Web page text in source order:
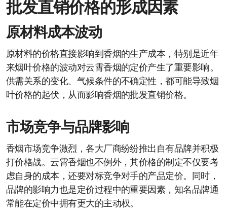
批发直销价格的形成因素
原材料成本波动
原材料的价格直接影响到香烟的生产成本，特别是近年
来烟叶价格的波动对云霄香烟的定价产生了重要影响。
供需关系的变化、气候条件的不确定性，都可能导致烟
叶价格的起伏，从而影响香烟的批发直销价格。
市场竞争与品牌影响
香烟市场竞争激烈，各大厂商纷纷推出自有品牌并积极
打价格战。云霄香烟也不例外，其价格的制定不仅要考
虑自身的成本，还要对标竞争对手的产品定价。同时，
品牌的影响力也是定价过程中的重要因素，知名品牌通
常能在定价中拥有更大的主动权。